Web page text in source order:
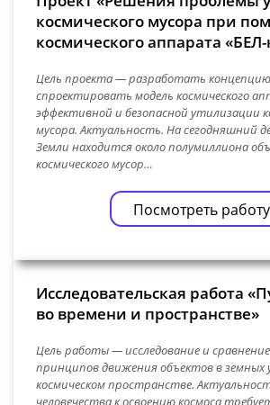
космического мусора при
космического аппарата «БЕЛ-
Цель проекта — разработать
спроектировать модель космического
эффективной и безопасной утилизации
мусора. Актуальность. На сегодняшний
Земли находится около полумиллиона
космического мусор…
Посмотреть работу
Исследовательская работа
во времени и пространстве»
Цель работы — исследование и
принципов движения объектов в земных
космическом пространстве.
человечества к освоению космоса